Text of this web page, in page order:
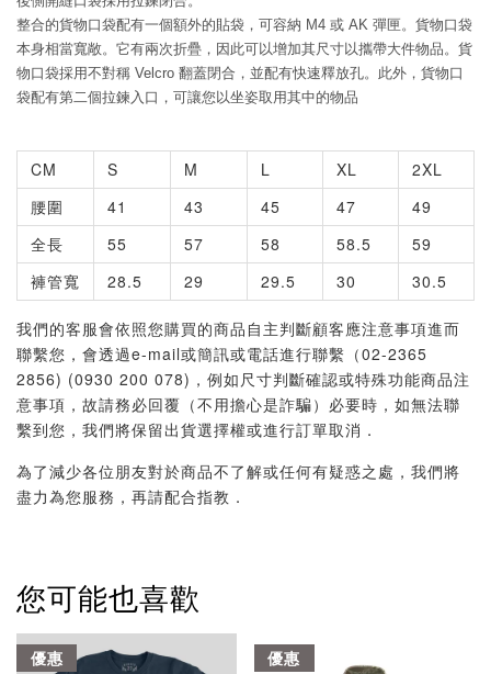
整合的貨物口袋配有一個額外的貼袋，可容納 M4 或 AK 彈匣。貨物口袋
本身相當寬敞。它有兩次折疊，因此可以增加其尺寸以攜帶大件物品。貨
物口袋採用不對稱 Velcro 翻蓋閉合，並配有快速釋放孔。此外，貨物口
袋配有第二個拉鍊入口，可讓您以坐姿取用其中的物品
CM S M L XL
2XL
腰圍
41 43 45 47
49
全長
55 57 58 58.5
59
褲管寬
28.5 29 29.5 30 30.5
我們的客服會依照您購買的商品自主判斷顧客應注意事項進而
聯繫您，會透過e-mail或簡訊或電話進行聯繫（02-2365
2856) (0930 200 078)，例如尺寸判斷確認或特殊功能商品注
意事項，故請務必回覆（不用擔心是詐騙）必要時，如無法聯
繫到您，我們將保留出貨選擇權或進行訂單取消．
為了減少各位朋友對於商品不了解或任何有疑惑之處，我們將
盡力為您服務，再請配合指教．
您可能也喜歡
優惠 優惠